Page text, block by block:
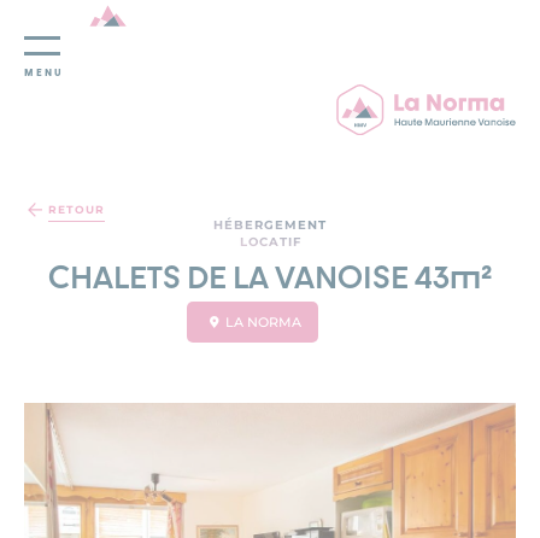
MENU
RETOUR
HÉBERGEMENT
LOCATIF
CHALETS DE LA VANOISE 43m²
LA NORMA